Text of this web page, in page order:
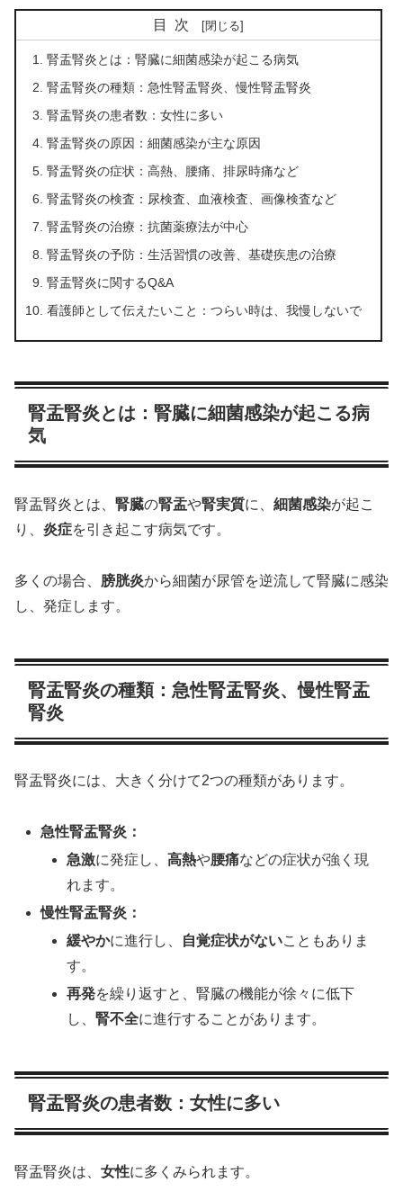
目次
腎盂腎炎とは：腎臓に細菌感染が起こる病気
腎盂腎炎の種類：急性腎盂腎炎、慢性腎盂腎炎
腎盂腎炎の患者数：女性に多い
腎盂腎炎の原因：細菌感染が主な原因
腎盂腎炎の症状：高熱、腰痛、排尿時痛など
腎盂腎炎の検査：尿検査、血液検査、画像検査など
腎盂腎炎の治療：抗菌薬療法が中心
腎盂腎炎の予防：生活習慣の改善、基礎疾患の治療
腎盂腎炎に関するQ&A
看護師として伝えたいこと：つらい時は、我慢しないで
腎盂腎炎とは：腎臓に細菌感染が起こる病
気
腎盂腎炎とは、 腎臓の腎盂や腎実質に、 細菌感染が起こ
り、 炎症を引き起こす病気です。
多くの場合、 膀胱炎から細菌が尿管を逆流して腎臓に感染
し、発症します。
腎盂腎炎の種類：急性腎盂腎炎、慢性腎盂
腎炎
腎盂腎炎には、大きく分けて2つの種類があります。
急性腎盂腎炎：
急激に発症し、高熱や腰痛などの症状が強く現
れます。
慢性腎盂腎炎：
緩やかに進行し、 自覚症状がないこともありま
す。
再発を繰り返すと、腎臓の機能が徐々に低下
し、腎不全に進行することがあります。
腎盂腎炎の患者数：女性に多い
腎盂腎炎は、 女性に多くみられます。